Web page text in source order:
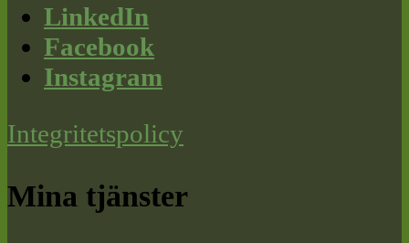
LinkedIn
Facebook
Instagram
Integritetspolicy
Mina tjänster